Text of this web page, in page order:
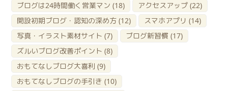
ブログは24時間働く営業マン (18) アクセスアップ (22)
開設初期ブログ・認知の深め方 (12) スマホアプリ (14)
写真・イラスト素材サイト (7) ブログ新習慣 (17)
ズルいブログ改善ポイント (8)
おもてなしブログ大喜利 (9)
おもてなしブログの手引き (10)